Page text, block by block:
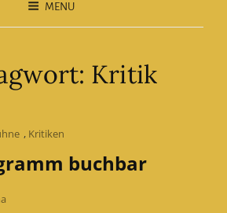
MENU
Kritik
, Kritiken
buchbar